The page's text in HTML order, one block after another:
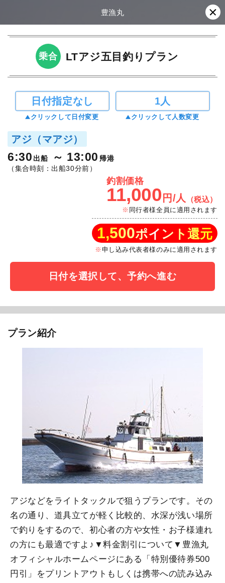
豊漁丸
乗合 LTアジ五目釣りプラン
日付指定なし
クリックして日付変更
1人
クリックして人数変更
アジ（マアジ）
6:30 出船 13:00 帰港
（集合時刻：出船30分前）
釣割価格
11,000 円/人 （税込）
同行者様全員に適用されます
1,500ポイント還元
申し込み代表者様のみに適用されます
日付を選択して、予約へ進む
プラン紹介
アジなどをライトタックルで狙うプランです。その
名の通り、道具立てが軽く比較的、水深が浅い場所
で釣りをするので、初心者の方や女性・お子様連れ
の方にも最適ですよ♪▼料金割引について▼豊漁丸
オフィシャルホームページにある「特別優待券500
円引」をプリントアウトもしくは携帯への読み込み